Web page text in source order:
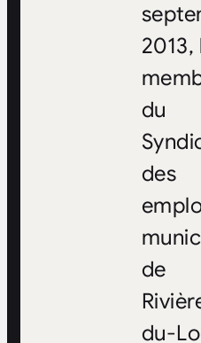
2013,
du
des
de
du-